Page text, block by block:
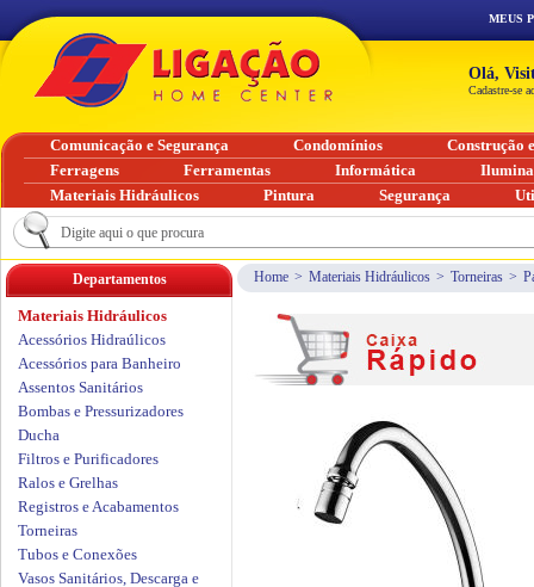
Home > Materiais Hidráulicos > Torneiras >
Departamentos
Materiais Hidráulicos
Acessórios Hidraúlicos
Acessórios para Banheiro
Assentos Sanitários
Bombas e Pressurizadores
Ducha
Filtros e Purificadores
Ralos e Grelhas
Registros e Acabamentos
Torneiras
Tubos e Conexões
Vasos Sanitários, Descarga e
MEUS
Olá,
Cadastre-se
Comunicação e Segurança Condomínios
Construção
Ferragens
Ferramentas Informática
Materiais Hidráulicos
Pintura Segurança